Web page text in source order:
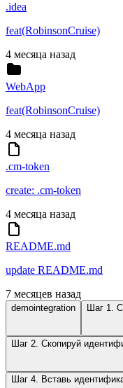
.idea
feat(RobinsonCruise)
4 месяца назад
WebApp
feat(RobinsonCruise)
4 месяца назад
.cm-token
create: .cm-token
4 месяца назад
README.md
update README.md
7 месяцев назад
demointegration Шаг 1.
Шаг 2. Скопируй
Шаг 4. Вставь